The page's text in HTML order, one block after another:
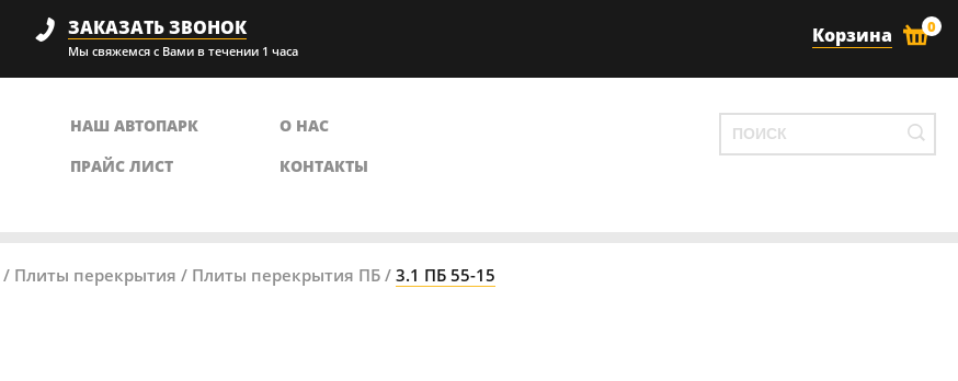
Корзина 0
ЗАКАЗАТЬ ЗВОНОК
Мы свяжемся с Вами в течении 1 часа
НАШ АВТОПАРК
ПРАЙС ЛИСТ
О НАС
КОНТАКТЫ
/ Плиты перекрытия / Плиты перекрытия ПБ / 3.1 ПБ 55-15